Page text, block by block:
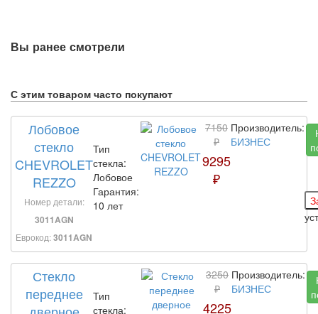
Вы ранее смотрели
С этим товаром часто покупают
Лобовое
стекло
CHEVROLET
REZZO
Номер детали:
3011AGN
Еврокод:3011AGN
Тип
стекла:
Лобовое
Гарантия:
10 лет
7150
₽
9295
₽
Производитель:
БИЗНЕС
Стекло
переднее
Тип
стекла:
3250
₽
4225
Производитель:
БИЗНЕС